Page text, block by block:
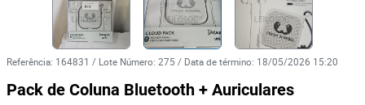
Referência: 164831 / Lote Número: 275 / Data de término: 18/05/2026 15:20
Pack de Coluna Bluetooth + Auriculares